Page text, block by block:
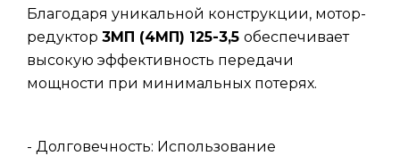
Благодаря уникальной конструкции, мотор-
редуктор 3МП (4МП) 125-3,5 обеспечивает
высокую эффективность передачи
мощности при минимальных потерях.
- Долговечность: Использование